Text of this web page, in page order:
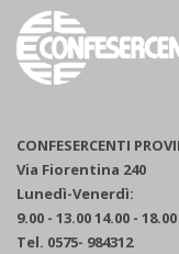
CONFESERCENTI
Via Fiorentina 240
Lunedì-Venerdì:
9.00 - 13.00 14.00 - 18.00
Tel. 0575- 984312